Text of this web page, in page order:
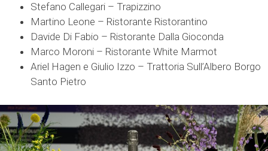
Stefano Callegari – Trapizzino
Martino Leone – Ristorante Ristorantino
Davide Di Fabio – Ristorante Dalla Gioconda
Marco Moroni – Ristorante White Marmot
Ariel Hagen e Giulio Izzo – Trattoria Sull’Albero Borgo
Santo Pietro